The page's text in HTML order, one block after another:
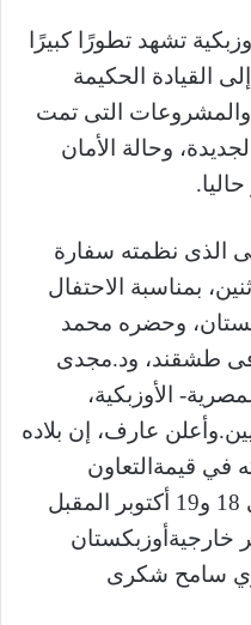
تشهد تطورًا كبيرًا
القيادة الحكيمة
والمشروعات التى تمت
وحالة الأمان
الذى نظمته سفارة
بمناسبة الاحتفال
أوزبكستان، وحضره محمد
طشقند، ود.مجدى
الأوزبكية،
وأعلن عارف، إن بلاده
في قيمة التعاون
الإسلامي رقم 43، وذلك يومى 18 و19 أكتوبر المقبل
خارجية أوزبكستان
سامح شكرى